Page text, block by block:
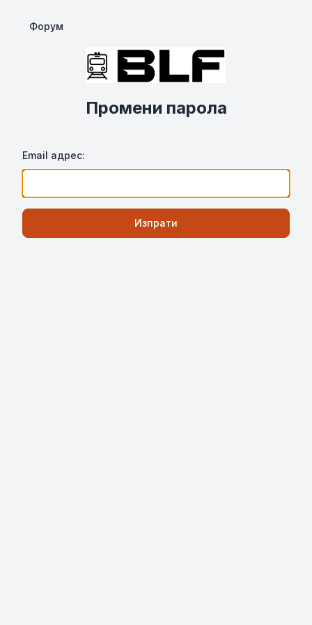
Форум
Промени парола
Email адрес:
Изпрати